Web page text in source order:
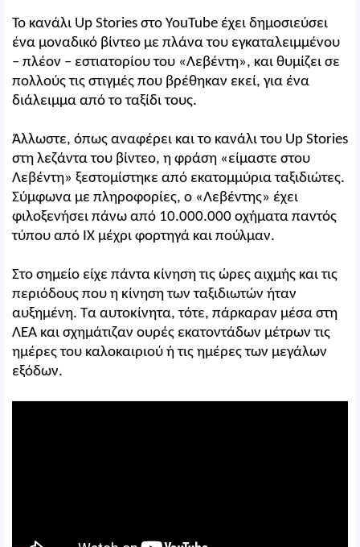
Το κανάλι Up Stories στο YouTube έχει δημοσιεύσει
ένα μοναδικό βίντεο με πλάνα του εγκαταλειμμένου
– πλέον – εστιατορίου του «Λεβέντη», και θυμίζει σε
πολλούς τις στιγμές που βρέθηκαν εκεί, για ένα
διάλειμμα από το ταξίδι τους.
Άλλωστε, όπως αναφέρει και το κανάλι του Up Stories
στη λεζάντα του βίντεο, η φράση «είμαστε στου
Λεβέντη» ξεστομίστηκε από εκατομμύρια ταξιδιώτες.
Σύμφωνα με πληροφορίες, ο «Λεβέντης» έχει
φιλοξενήσει πάνω από 10.000.000 οχήματα παντός
τύπου από ΙΧ μέχρι φορτηγά και πούλμαν.
Στο σημείο είχε πάντα κίνηση τις ώρες αιχμής και τις
περιόδους που η κίνηση των ταξιδιωτών ήταν
αυξημένη. Τα αυτοκίνητα, τότε, πάρκαραν μέσα στη
ΛΕΑ και σχημάτιζαν ουρές εκατοντάδων μέτρων τις
ημέρες του καλοκαιριού ή τις ημέρες των μεγάλων
εξόδων.